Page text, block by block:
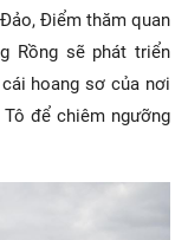
Điểm thăm quan
Rồng sẽ phát triển
hoang sơ của nơi
để chiêm ngưỡng